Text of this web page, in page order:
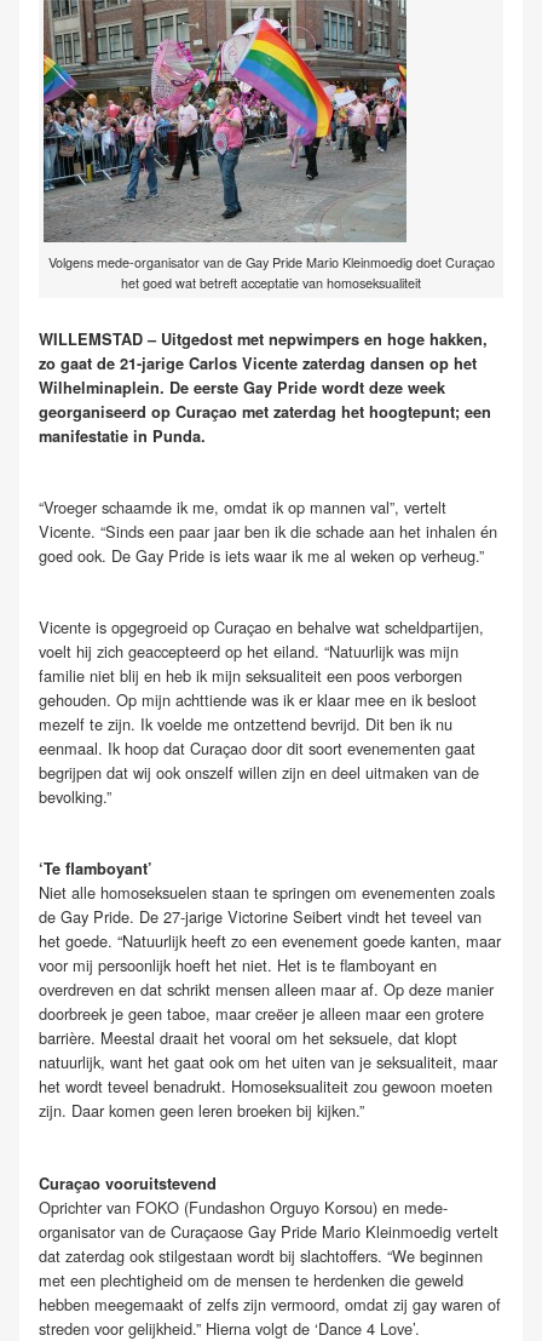
Volgens mede-organisator van de Gay Pride Mario Kleinmoedig doet Curaçao
het goed wat betreft acceptatie van homoseksualiteit
WILLEMSTAD – Uitgedost met nepwimpers en hoge hakken,
zo gaat de 21-jarige Carlos Vicente zaterdag dansen op het
Wilhelminaplein. De eerste Gay Pride wordt deze week
georganiseerd op Curaçao met zaterdag het hoogtepunt; een
manifestatie in Punda.
“Vroeger schaamde ik me, omdat ik op mannen val”, vertelt
Vicente. “Sinds een paar jaar ben ik die schade aan het inhalen én
goed ook. De Gay Pride is iets waar ik me al weken op verheug.”
Vicente is opgegroeid op Curaçao en behalve wat scheldpartijen,
voelt hij zich geaccepteerd op het eiland. “Natuurlijk was mijn
familie niet blij en heb ik mijn seksualiteit een poos verborgen
gehouden. Op mijn achttiende was ik er klaar mee en ik besloot
mezelf te zijn. Ik voelde me ontzettend bevrijd. Dit ben ik nu
eenmaal. Ik hoop dat Curaçao door dit soort evenementen gaat
begrijpen dat wij ook onszelf willen zijn en deel uitmaken van de
bevolking.”
‘Te flamboyant’
Niet alle homoseksuelen staan te springen om evenementen zoals
de Gay Pride. De 27-jarige Victorine Seibert vindt het teveel van
het goede. “Natuurlijk heeft zo een evenement goede kanten, maar
voor mij persoonlijk hoeft het niet. Het is te flamboyant en
overdreven en dat schrikt mensen alleen maar af. Op deze manier
doorbreek je geen taboe, maar creëer je alleen maar een grotere
barrière. Meestal draait het vooral om het seksuele, dat klopt
natuurlijk, want het gaat ook om het uiten van je seksualiteit, maar
het wordt teveel benadrukt. Homoseksualiteit zou gewoon moeten
zijn. Daar komen geen leren broeken bij kijken.”
Curaçao vooruitstevend
Oprichter van FOKO (Fundashon Orguyo Korsou) en mede-
organisator van de Curaçaose Gay Pride Mario Kleinmoedig vertelt
dat zaterdag ook stilgestaan wordt bij slachtoffers. “We beginnen
met een plechtigheid om de mensen te herdenken die geweld
hebben meegemaakt of zelfs zijn vermoord, omdat zij gay waren of
streden voor gelijkheid.” Hierna volgt de ‘Dance 4 Love’.